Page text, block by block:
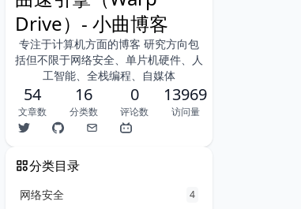
Drive）- 小曲博客
专注于计算机方面的博客 研究方向包
括但不限于网络安全、单片机硬件、人
工智能、全栈编程、自媒体
54
文章数
16
分类数
0
评论数
13969
访问量
分类目录
网络安全 4